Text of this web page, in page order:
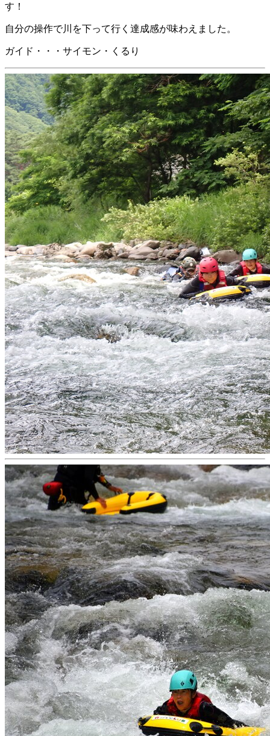
す！
自分の操作で川を下って行く達成感が味わえました。
ガイド・・・サイモン・くるり